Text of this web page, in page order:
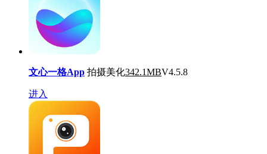
文心一格App 拍摄美化342.1MBV4.5.8
进入